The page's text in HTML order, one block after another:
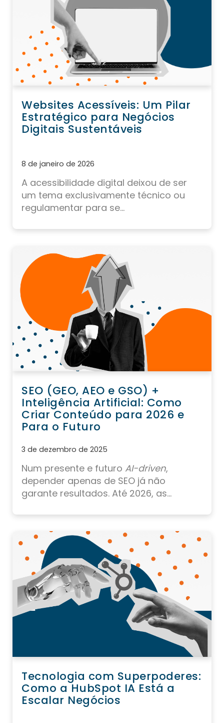
Websites Acessíveis: Um Pilar
Estratégico para Negócios
Digitais Sustentáveis
8 de janeiro de 2026
A acessibilidade digital deixou de ser
um tema exclusivamente técnico ou
regulamentar para se...
SEO (GEO, AEO e GSO) +
Inteligência Artificial: Como
Criar Conteúdo para 2026 e
Para o Futuro
3 de dezembro de 2025
Num presente e futuro AI-driven,
depender apenas de SEO já não
garante resultados. Até 2026, as...
Tecnologia com Superpoderes:
Como a HubSpot IA Está a
Escalar Negócios